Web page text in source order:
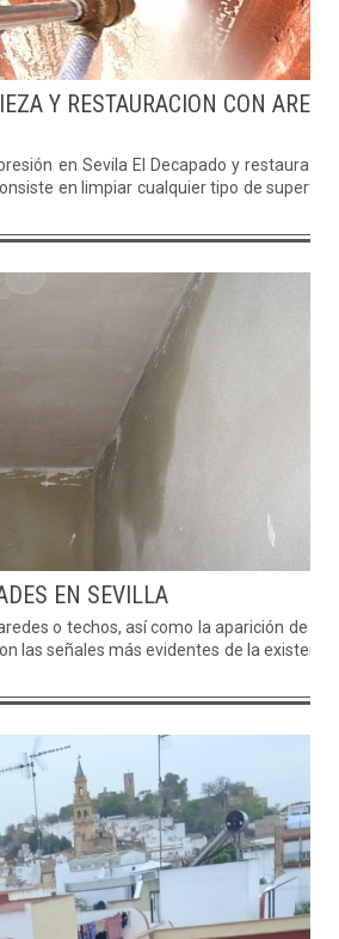
Y RESTAURACION CON ARENA
en Sevila El Decapado y restauración
en limpiar cualquier tipo de superficie
EN SEVILLA
o techos, así como la aparición de olor
las señales más evidentes de la existencia